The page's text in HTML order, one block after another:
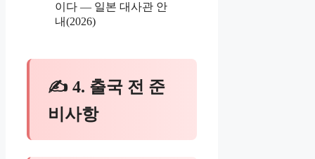
이다 — 일본 대사관 안
내(2026)
✍ 4. 출국 전 준
비사항